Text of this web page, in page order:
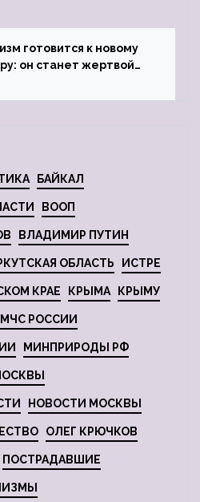
готовится к новому
он станет жертвой
БАЙКАЛ
ВООП
ВЛАДИМИР ПУТИН
ОБЛАСТЬ ИСТРЕ
КРАЕ КРЫМА КРЫМУ
МЧС РОССИИ
МИНПРИРОДЫ РФ
НОВОСТИ МОСКВЫ
ОЛЕГ КРЮЧКОВ
ПОСТРАДАВШИЕ